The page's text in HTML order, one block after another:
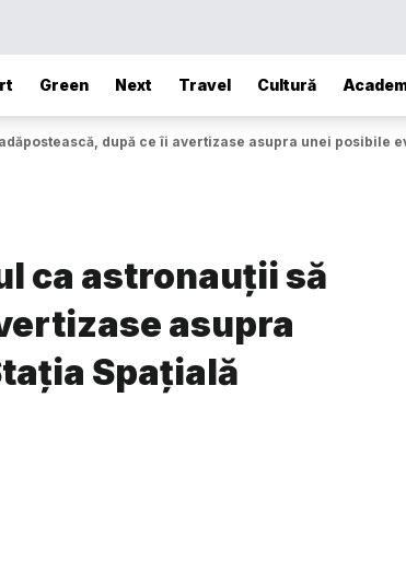
Green Next Travel Cultură
după ce îi avertizase asupra unei posibile
ca astronauții să
asupra
Spațială